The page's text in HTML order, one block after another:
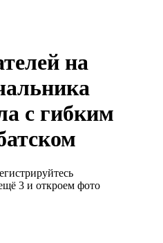
на
с гибким
3 и откроем фото